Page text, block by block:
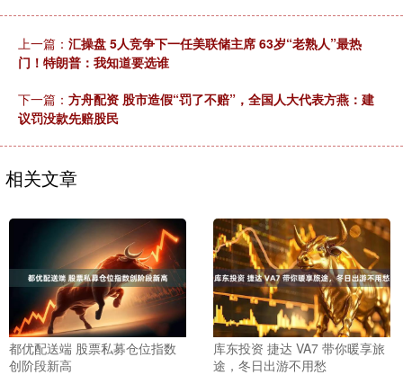
上一篇： 汇操盘 5人竞争下一任美联储主席 63岁“老熟人”最热
门！特朗普：我知道要选谁
下一篇： 方舟配资 股市造假“罚了不赔”，全国人大代表方燕：建
议罚没款先赔股民
相关文章
都优配送端 股票私募仓位指数
创阶段新高
库东投资 捷达 VA7 带你暖享旅
途，冬日出游不用愁